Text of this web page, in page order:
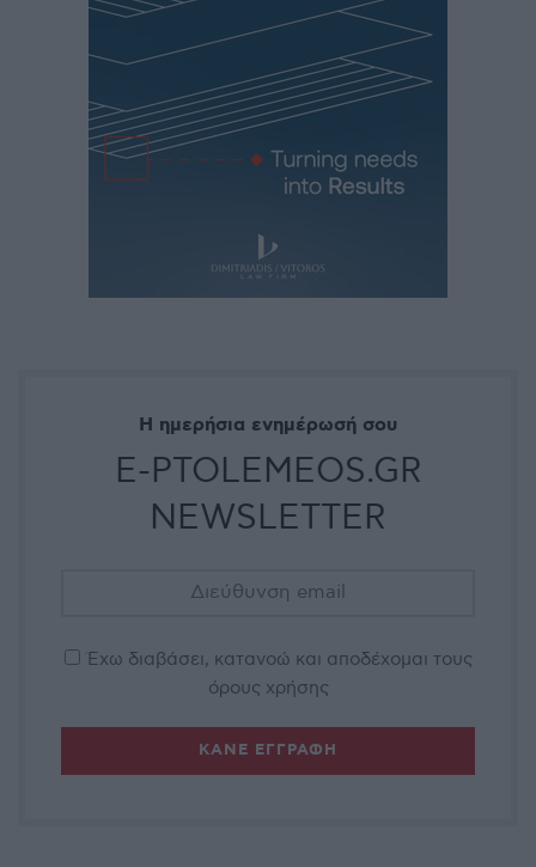
Η ημερήσια ενημέρωσή σου
E-PTOLEMEOS.GR
NEWSLETTER
Έχω διαβάσει, κατανοώ και αποδέχομαι τους
όρους χρήσης